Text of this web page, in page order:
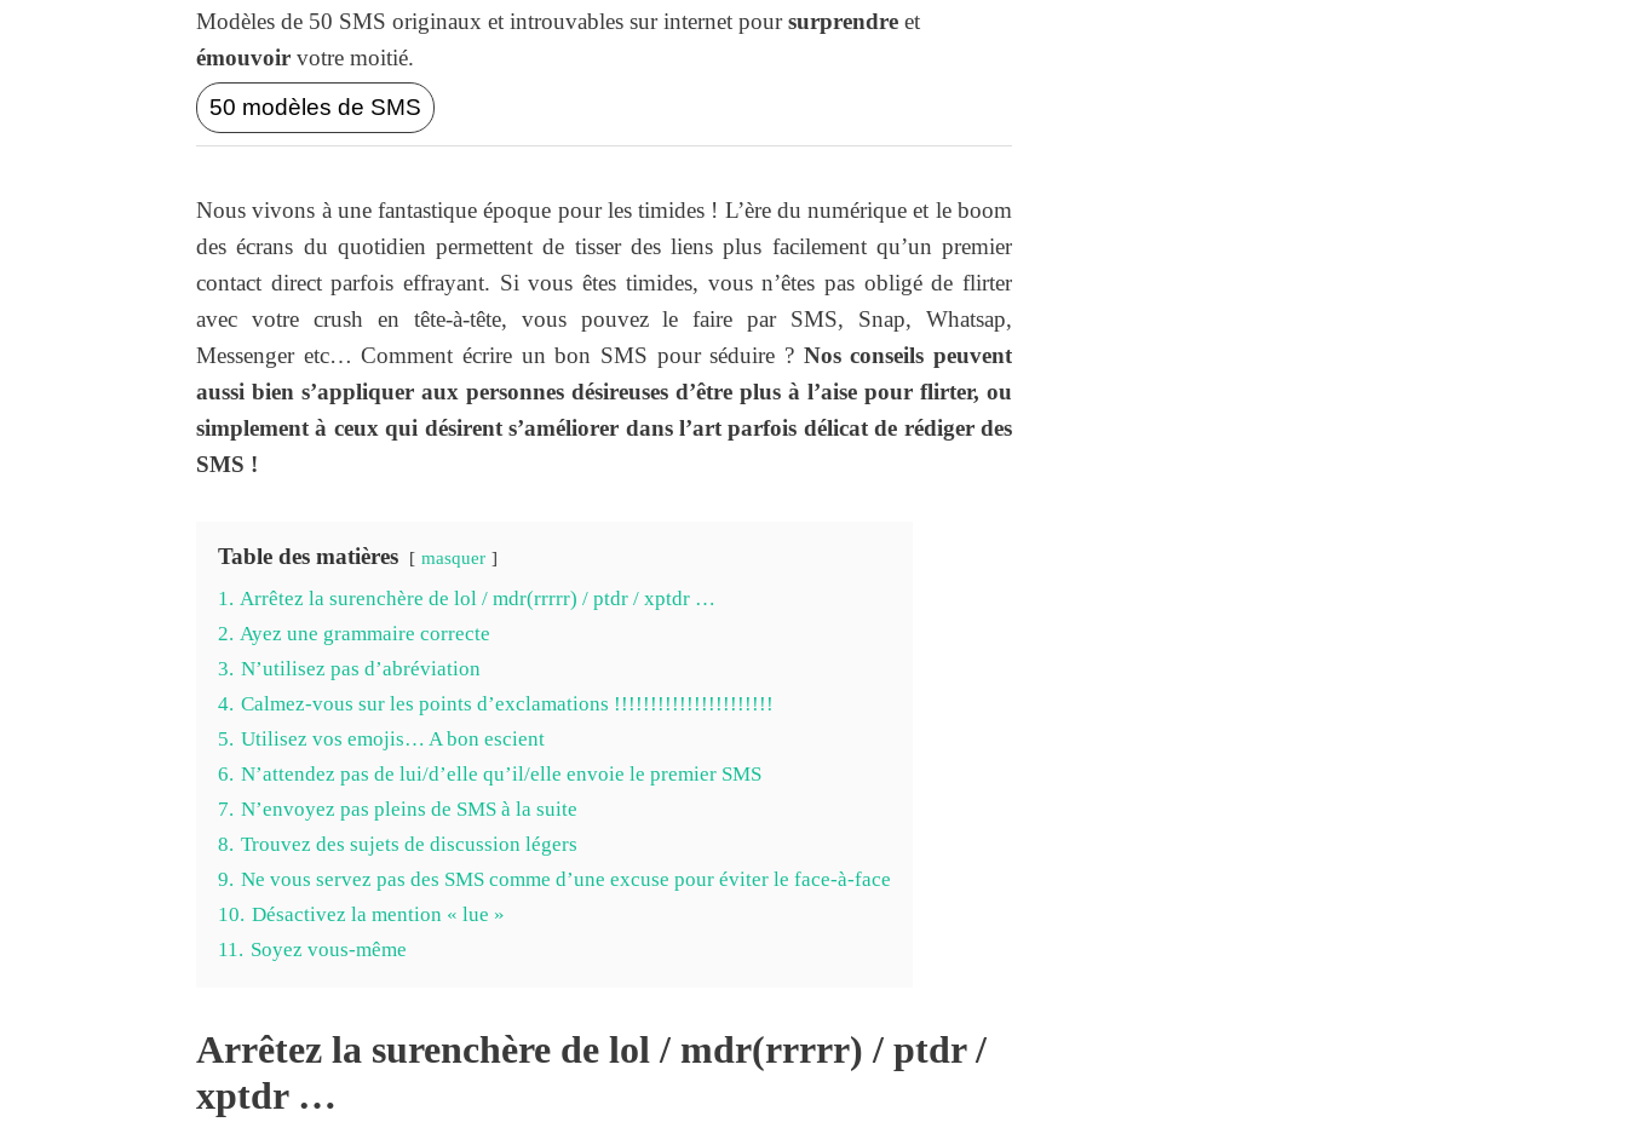
Modèles de 50 SMS originaux et introuvables sur internet poursurprendre et
émouvoir votre moitié.
50 modèles de SMS
Nous vivons à une fantastique époque pour les timides ! L’ère du numérique et le boom
des écrans du quotidien permettent de tisser des liens plus facilement qu’un premier
contact direct parfois effrayant. Si vous êtes timides, vous n’êtes pas obligé de flirter
avec votre crush en tête-à-tête, vous pouvez le faire par SMS, Snap, Whatsap,
Messenger etc… Comment écrire un bon SMS pour séduire ? Nos conseils peuvent
aussi bien s’appliquer aux personnes désireuses d’être plus à l’aise pour flirter, ou
simplement à ceux qui désirent s’améliorer dans l’art parfois délicat de rédiger des
SMS !
Table des matières masquer
1. Arrêtez la surenchère de lol / mdr(rrrrr) / ptdr / xptdr …
2. Ayez une grammaire correcte
3. N’utilisez pas d’abréviation
4. Calmez-vous sur les points d’exclamations !!!!!!!!!!!!!!!!!!!!!!
5. Utilisez vos emojis… A bon escient
6. N’attendez pas de lui/d’elle qu’il/elle envoie le premier SMS
7. N’envoyez pas pleins de SMS à la suite
8. Trouvez des sujets de discussion légers
9. Ne vous servez pas des SMS comme d’une excuse pour éviter le face-à-face
10. Désactivez la mention « lue »
11. Soyez vous-même
Arrêtez la surenchère de lol / mdr(rrrrr) / ptdr /
xptdr …